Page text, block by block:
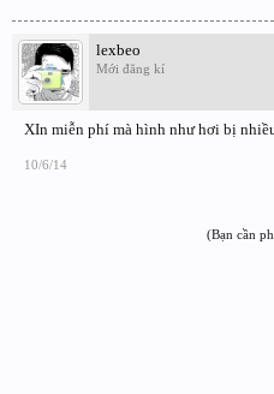
lexbeo
Mới đăng kí
XIn miễn phí mà hình như hơi bị
10/6/14
(Bạn cần